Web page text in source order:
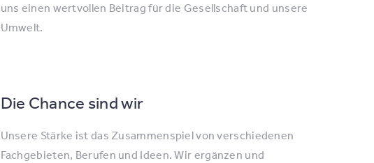
uns einen wertvollen Beitrag für die Gesellschaft und unsere
Umwelt.
Die Chance sind wir
Unsere Stärke ist das Zusammenspiel von verschiedenen
Fachgebieten, Berufen und Ideen. Wir ergänzen und